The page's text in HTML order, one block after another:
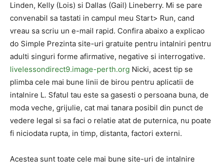
Linden, Kelly (Lois) si Dallas (Gail) Lineberry. Mi se pare
convenabil sa tastati in campul meu Start> Run, cand
vreau sa scriu un e-mail rapid. Confira abaixo a explicao
do Simple Prezinta site-uri gratuite pentru intalniri pentru
adulti singuri forme afirmative, negative si interrogative.
livelessondirect9.image-perth.org Nicki, acest tip se
plimba cele mai bune linii de birou pentru aplicatii de
intalnire L. Sfatul tau este sa gasesti o persoana buna, de
moda veche, grijulie, cat mai tanara posibil din punct de
vedere legal si sa faci o relatie atat de puternica, nu poate
fi niciodata rupta, in timp, distanta, factori externi.
Acestea sunt toate cele mai bune site-uri de intalnire